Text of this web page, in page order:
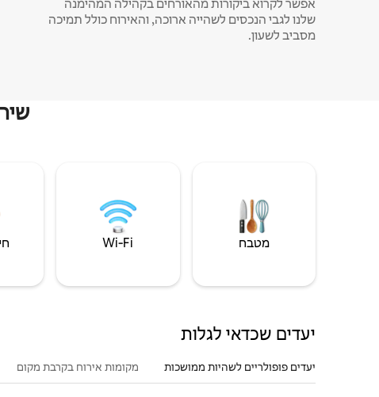
אפשר לקרוא ביקורות מהאורחים בקהילה המהימנה
שלנו לגבי הנכסים לשהייה ארוכה, והאירוח כולל תמיכה
מסביב לשעון.
מטבח Wi‑Fi
יעדים שכדאי לגלות
יעדים פופולריים לשהיות ממושכות מקומות אירוח בקרבת מקום